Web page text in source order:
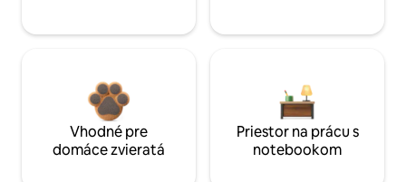
Vhodné pre
domáce zvieratá
Priestor na prácu s
notebookom